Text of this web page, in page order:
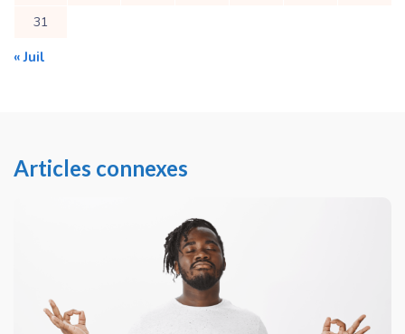
31
« Juil
Articles connexes